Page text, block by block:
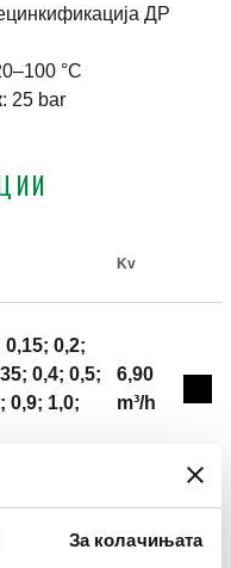
За колачињата
ДР
°C
: 25 bar
Kv
0,15; 0,2;
0,4; 0,5;
0,9; 1,0;
6,90
m³/h